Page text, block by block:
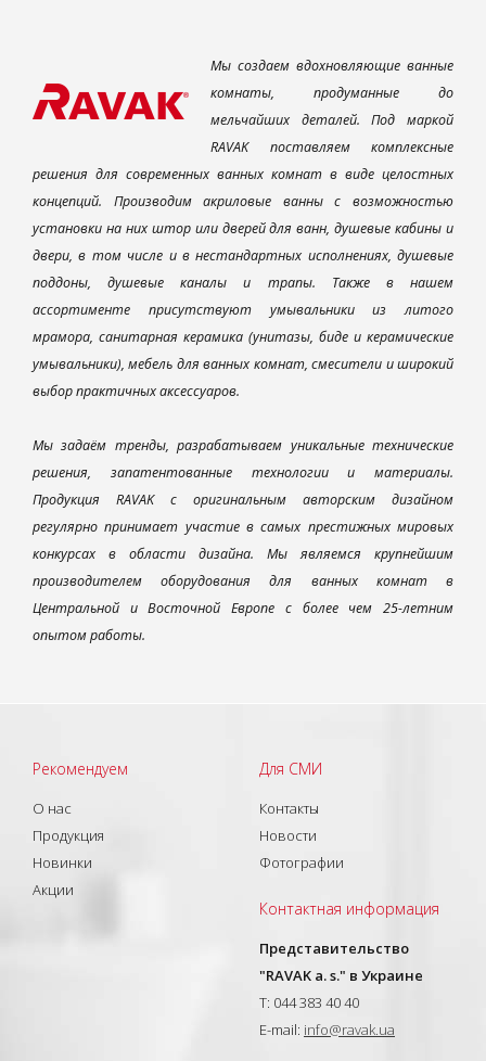
Мы создаем вдохновляющие ванные
комнаты, продуманные до
мельчайших деталей. Под маркой
RAVAK поставляем комплексные
решения для современных ванных комнат в виде целостных
концепций. Производим акриловые ванны с возможностью
установки на них штор или дверей для ванн, душевые кабины и
двери, в том числе и в нестандартных исполнениях, душевые
поддоны, душевые каналы и трапы. Также в нашем
ассортименте присутствуют умывальники из литого
мрамора, санитарная керамика (унитазы, биде и керамические
умывальники), мебель для ванных комнат, смесители и широкий
выбор практичных аксессуаров.
Мы задаём тренды, разрабатываем уникальные технические
решения, запатентованные технологии и материалы.
Продукция RAVAK с оригинальным авторским дизайном
регулярно принимает участие в самых престижных мировых
конкурсах в области дизайна. Мы являемся крупнейшим
производителем оборудования для ванных комнат в
Центральной и Восточной Европе с более чем 25-летним
опытом работы.
Рекомендуем
О нас
Продукция
Новинки
Акции
Для СМИ
Контакты
Новости
Фотографии
Контактная информация
Представительство
"RAVAK a. s." в Украине
T: 044 383 40 40
E-mail: info@ravak.ua